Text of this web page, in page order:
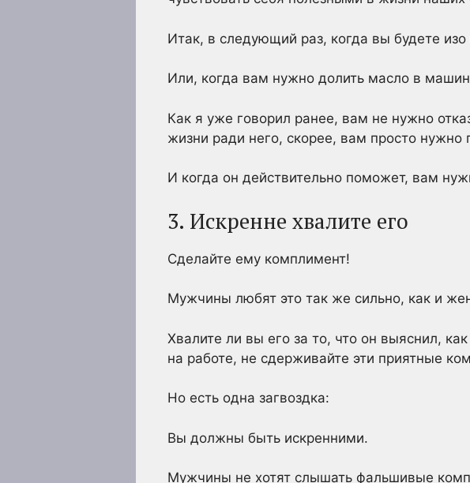
Итак, в следующий раз, когда вы будете изо
Или, когда вам нужно долить масло в
Как я уже говорил ранее, вам не нужно
жизни ради него, скорее, вам просто нужно
И когда он действительно поможет, вам
3. Искренне хвалите его
Сделайте ему комплимент!
Мужчины любят это так же сильно, как и
Хвалите ли вы его за то, что он выяснил,
на работе, не сдерживайте эти приятные
Но есть одна загвоздка:
Вы должны быть искренними.
Мужчины не хотят слышать фальшивые